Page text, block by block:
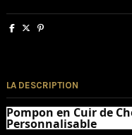
LA DESCRIPTION
Pompon en Cuir de
Personnalisable